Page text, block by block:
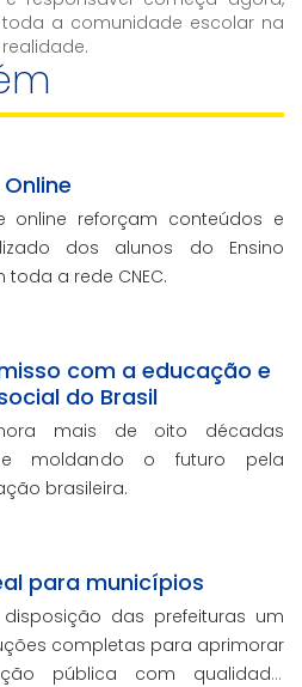
a comunidade escolar na
online reforçam conteúdos e
dos alunos do Ensino
a rede CNEC.
com a educação e
do Brasil
mais de oito décadas
e moldando o futuro pela
brasileira.
para municípios
das prefeituras um
completas para aprimorar
pública com qualidade,